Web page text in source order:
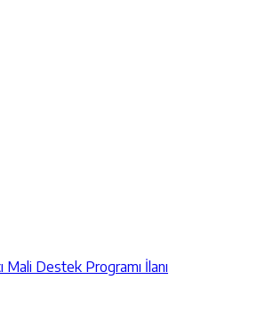
Mali Destek Programı İlanı